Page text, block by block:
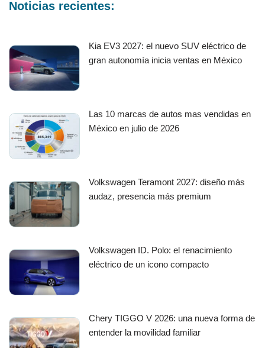
Noticias recientes:
Kia EV3 2027: el nuevo SUV eléctrico de
gran autonomía inicia ventas en México
Las 10 marcas de autos mas vendidas en
México en julio de 2026
Volkswagen Teramont 2027: diseño más
audaz, presencia más premium
Volkswagen ID. Polo: el renacimiento
eléctrico de un icono compacto
Chery TIGGO V 2026: una nueva forma de
entender la movilidad familiar